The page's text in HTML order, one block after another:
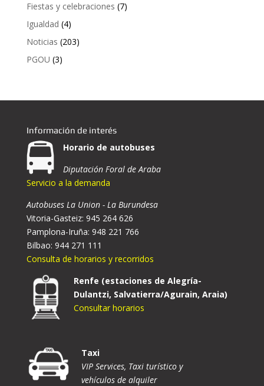
Fiestas y celebraciones (7)
Igualdad (4)
Noticias (203)
PGOU (3)
Información de interés
Horario de autobuses
Diputación Foral de Araba
Servicio a la demanda
Autobuses La Union - La Burundesa
Vitoria-Gasteiz: 945 264 626
Pamplona-Iruña: 948 221 766
Bilbao: 944 271 111
Consulta de horarios y recorridos
Renfe (estaciones de Alegría-
Dulantzi, Salvatierra/Agurain, Araia)
Consultar horarios
Taxi
VIP Services, Taxi turístico y
vehículos de alquiler